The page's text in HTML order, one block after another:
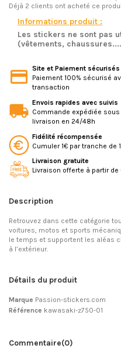
Déjà 2 clients ont acheté ce
Informations produit :
Les stickers ne sont pas
(vêtements,
Site et Paiement sécurisés
Paiement 100% sécurisé
transaction
Envois rapides avec suivis
Commande expédiée
livraison en 24/48h
Fidélité récompensée
Cumuler 1€ par tranche de
Livraison gratuite
Livraison offerte à partir
Description
Retrouvez dans cette catégorie
voitures, motos et sports
le temps et supportent les aléas
à l’extérieur.
Détails du produit
Marque Passion-stickers.com
Référence kawasaki-z750-01
Commentaire(0)